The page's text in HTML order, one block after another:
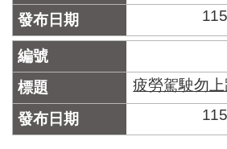
疲勞駕駛勿上